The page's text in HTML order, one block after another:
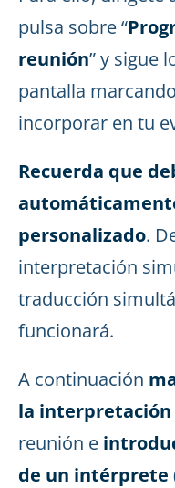
pulsa sobre “
reunión” y sigue
pantalla
incorporar en tu
Recuerda que
personalizado.
interpretación
traducción
funcionará.
A continuación
la interpretación
reunión e
de un intérprete